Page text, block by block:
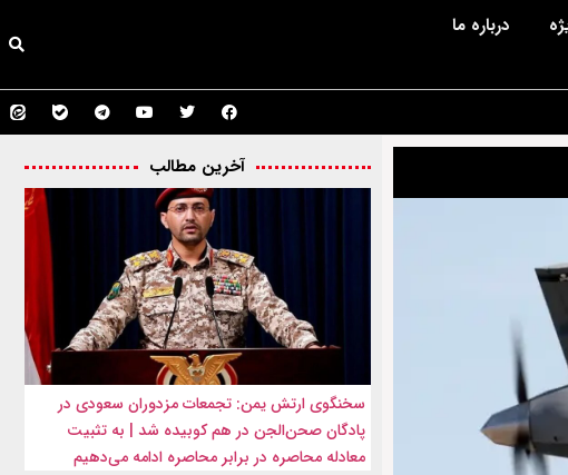
درباره ما
آخرین مطالب
سخنگوی ارتش یمن: تجمعات مزدوران سعودی در
پادگان صحن‌الجن در هم کوبیده شد | به تثبیت
معادله محاصره در برابر محاصره ادامه می‌دهیم